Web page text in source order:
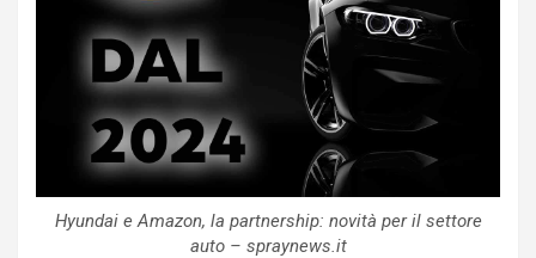
Hyundai e Amazon, la partnership: novità per il settore
auto – spraynews.it